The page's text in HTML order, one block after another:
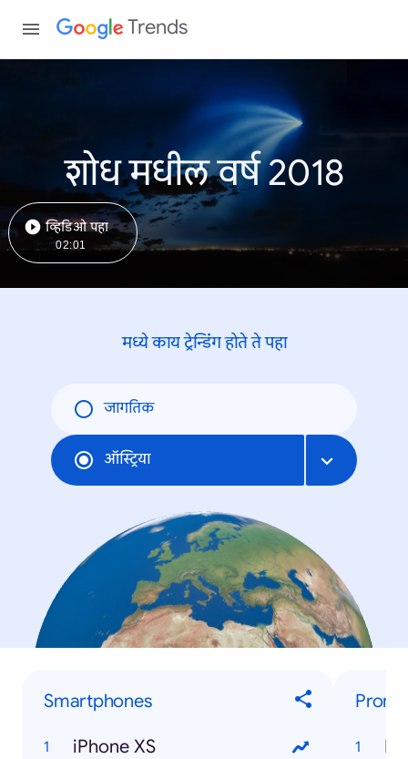
Trends
शोध मधील वर्ष 2018
व्हिडिओ पहा
02:01
मध्ये काय ट्रेन्डिंंग होते ते पहा
जागतिक
ऑस्ट्रिया
Smartphones
iPhone XS